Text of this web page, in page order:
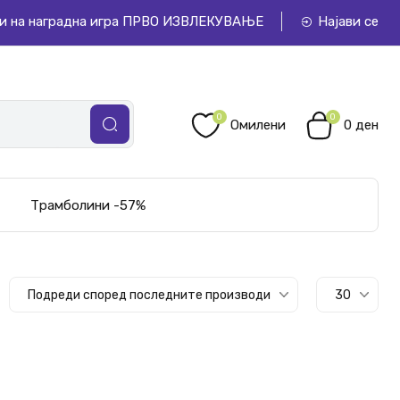
на наградна игра ПРВО ИЗВЛЕКУВАЊЕ Најави се
0
Омилени
0
0 ден
Трамболини -57%
Подреди според последните производи 30